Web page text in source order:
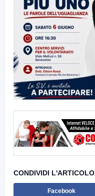
CONDIVIDI L'ARTICOLO
Facebook